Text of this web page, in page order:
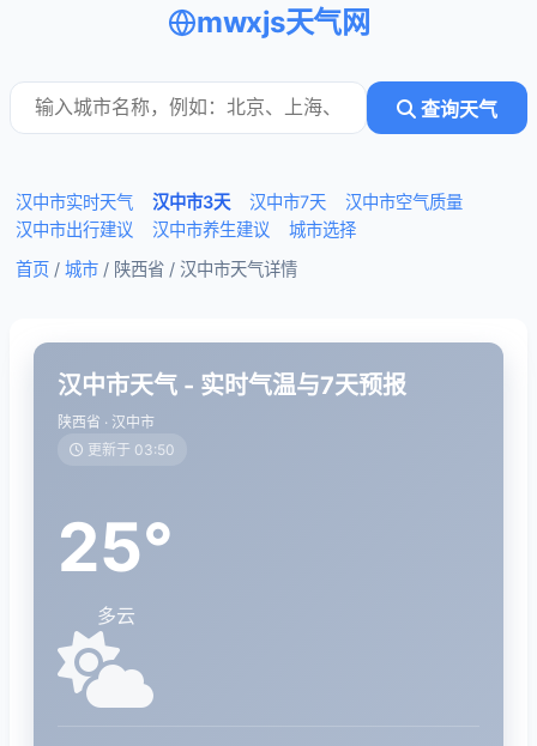
mwxjs天气网
查询天气
汉中市实时天气 汉中市3天 汉中市7天
汉中市空气质量
汉中市出行建议
汉中市养生建议
城市选择
首页 / 城市 / 陕西省 / 汉中市天气详情
汉中市天气 - 实时气温与7天预报
陕西省 · 汉中市
更新于 03:50
25°
多云